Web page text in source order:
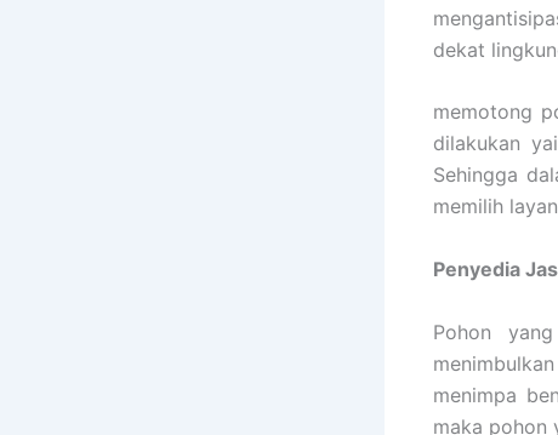
dekat
memotong
dilakukan
Sehingga
memilih
Penyedia
Pohon
menimpa
maka pohon